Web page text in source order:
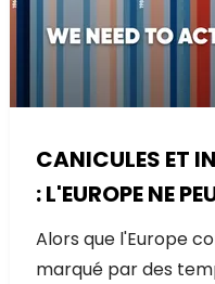
CANICULES ET
: L'EUROPE NE
CONTENTER DE
PRÉPARER
Alors que l'Europe
marqué par des